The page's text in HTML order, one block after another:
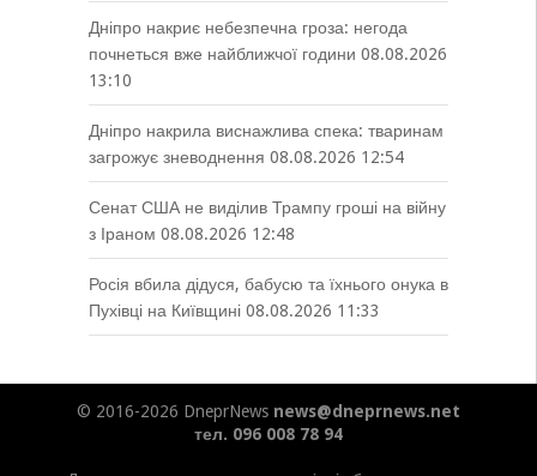
Дніпро накриє небезпечна гроза: негода
почнеться вже найближчої години 08.08.2026
13:10
Дніпро накрила виснажлива спека: тваринам
загрожує зневоднення 08.08.2026 12:54
Сенат США не виділив Трампу гроші на війну
з Іраном 08.08.2026 12:48
Росія вбила дідуся, бабусю та їхнього онука в
Пухівці на Київщині 08.08.2026 11:33
© 2016-2026 DneprNews news@dneprnews.net
тел. 096 008 78 94